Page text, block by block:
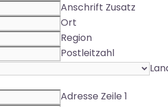
Anschrift Zusatz
Ort
Region
Postleitzahl
Adresse Zeile 1